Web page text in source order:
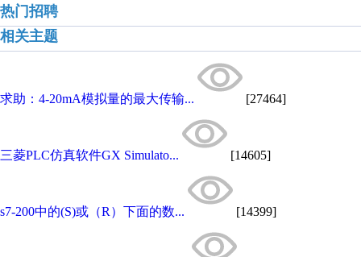
热门招聘
相关主题
求助：4-20mA模拟量的最大传输... [27464]
三菱PLC仿真软件GX Simulato... [14605]
s7-200中的(S)或（R）下面的数... [14399]